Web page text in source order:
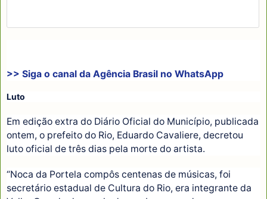
>> Siga o canal da Agência Brasil no WhatsApp
Luto
Em edição extra do Diário Oficial do Município, publicada
ontem, o prefeito do Rio, Eduardo Cavaliere, decretou
luto oficial de três dias pela morte do artista.
“Noca da Portela compôs centenas de músicas, foi
secretário estadual de Cultura do Rio, era integrante da